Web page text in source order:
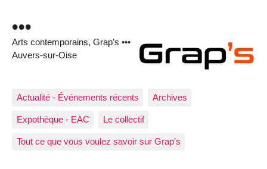
•••
Arts contemporains, Grap’s •••
Auvers-sur-Oise
Actualité - Événements récents Archives
Expothèque - EAC Le collectif
Tout ce que vous voulez savoir sur Grap’s